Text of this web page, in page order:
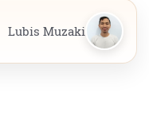
Lubis Muzaki